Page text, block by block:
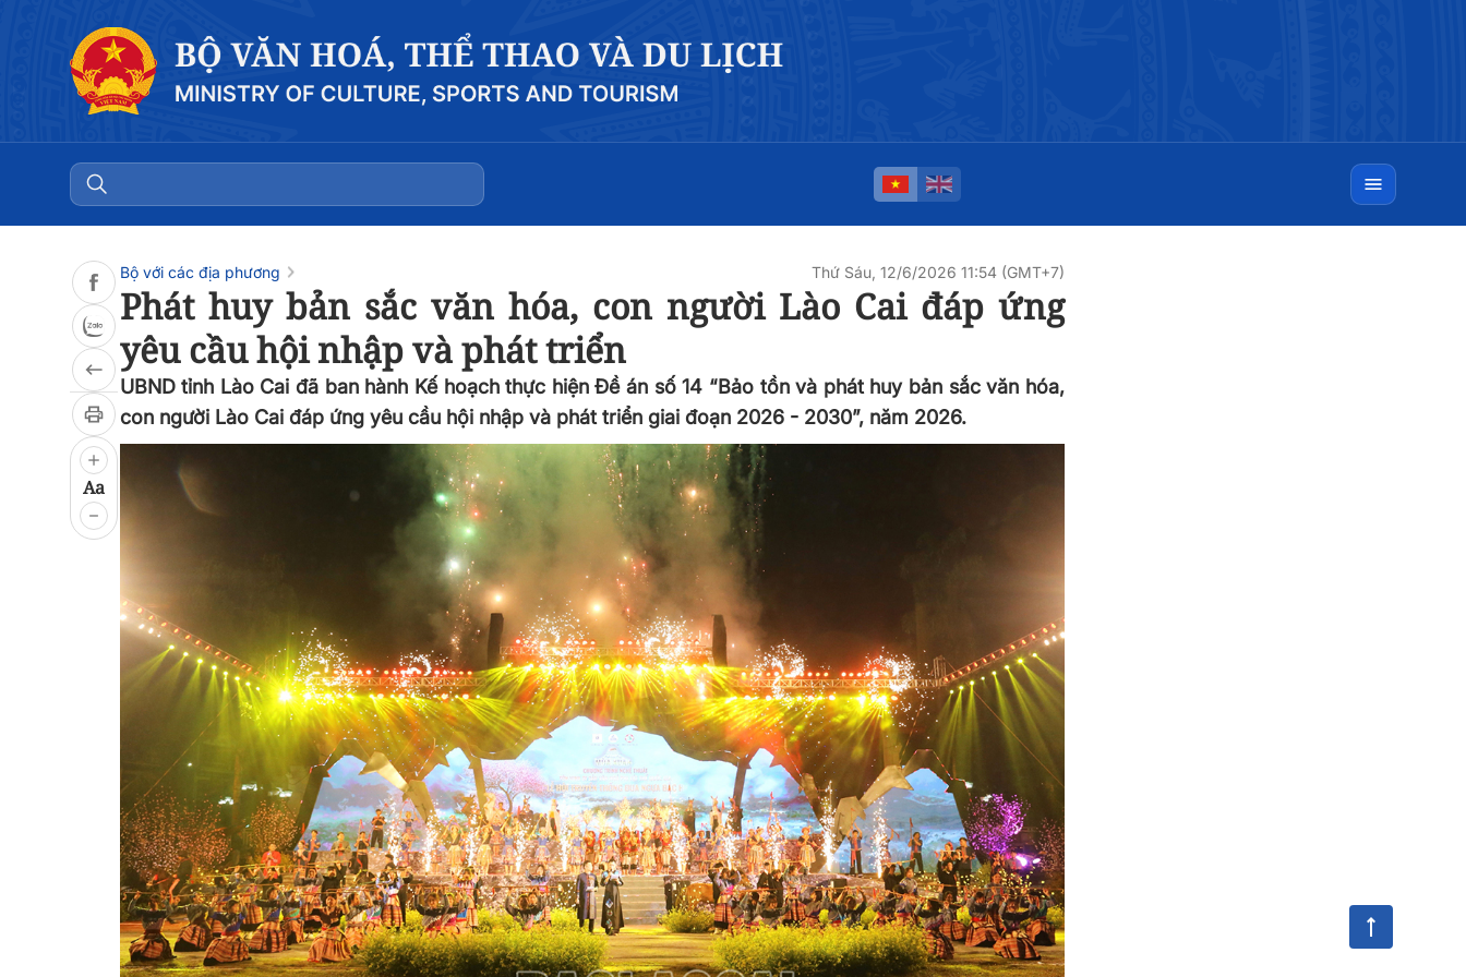
Aa
Bộ với các địa phương Thứ Sáu, 12/6/2026 11:54 (GMT+7)
Phát huy bản sắc văn hóa, con người Lào Cai đáp ứng
yêu cầu hội nhập và phát triển
UBND tỉnh Lào Cai đã ban hành Kế hoạch thực hiện Đề án số 14 “Bảo tồn và phát huy bản sắc văn hóa,
con người Lào Cai đáp ứng yêu cầu hội nhập và phát triển giai đoạn 2026 - 2030”, năm 2026.
0:00 0:00